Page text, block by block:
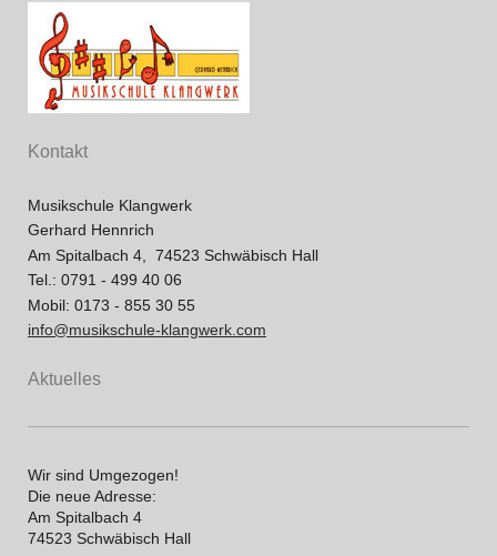
Kontakt
Musikschule Klangwerk
Gerhard Hennrich
Am Spitalbach 4, 74523 Schwäbisch Hall
Tel.: 0791 - 499 40 06
Mobil: 0173 - 855 30 55
info@musikschule-klangwerk.com
Aktuelles
Wir sind Umgezogen!
Die neue Adresse:
Am Spitalbach 4
74523 Schwäbisch Hall